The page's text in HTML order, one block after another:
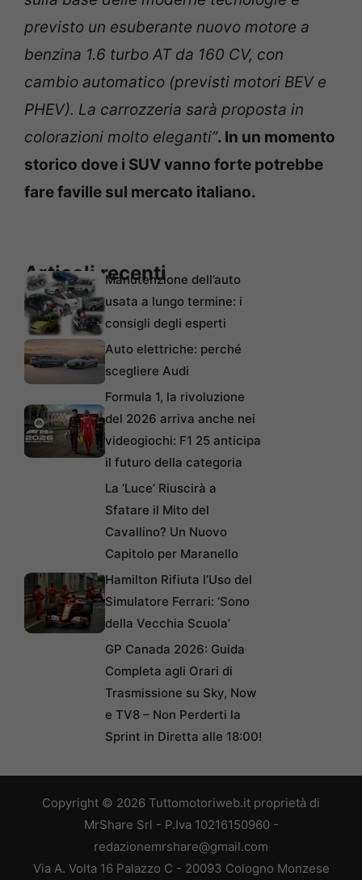
previsto un esuberante nuovo motore a
benzina 1.6 turbo AT da 160 CV, con
cambio automatico (previsti motori BEV e
PHEV). La carrozzeria sarà proposta in
colorazioni molto eleganti”. In un momento
storico dove i SUV vanno forte potrebbe
fare faville sul mercato italiano.
Articoli recentiManutenzione dell’auto
usata a lungo termine: i
consigli degli esperti
Auto elettriche: perché
scegliere Audi
Formula 1, la rivoluzione
del 2026 arriva anche nei
videogiochi: F1 25 anticipa
il futuro della categoria
La ‘Luce’ Riuscirà a
Sfatare il Mito del
Cavallino? Un Nuovo
Capitolo per Maranello
Hamilton Rifiuta l’Uso del
Simulatore Ferrari: ‘Sono
della Vecchia Scuola’
GP Canada 2026: Guida
Completa agli Orari di
Trasmissione su Sky, Now
e TV8 – Non Perderti la
Sprint in Diretta alle 18:00!
Copyright © 2026 Tuttomotoriweb.it proprietà di
MrShare Srl - P.Iva 10216150960 -
redazionemrshare@gmail.com
Via A. Volta 16 Palazzo C - 20093 Cologno Monzese